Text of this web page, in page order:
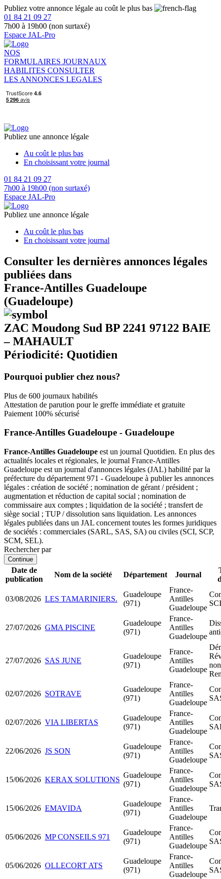
Publiez votre annonce légale au coût le plus bas
01 84 21 09 27
7h00 à 19h00 (non surtaxé)
Espace JAL-Pro
NOS
FORMULAIRES JOURNAUX
HABILITES CONSULTER
LES ANNONCES LEGALES
Publiez une annonce légale
Au coût le plus bas
En choisissant votre journal
01 84 21 09 27
7h00 à 19h00 (non surtaxé)
Espace JAL-Pro
Publiez une annonce légale
Au coût le plus bas
En choisissant votre journal
Consulter les dernières annonces légales
publiées dans
France-Antilles Guadeloupe
(Guadeloupe)
ZAC Moudong Sud BP 2241 97122 BAIE
– MAHAULT
Périodicité: Quotidien
Pourquoi publier chez nous?
Plus de 600 journaux habilités
Attestation de parution pour le greffe immédiate et gratuite
Paiement 100% sécurisé
France-Antilles Guadeloupe - Guadeloupe
France-Antilles Guadeloupe est un journal Quotidien. En plus des
actualités locales et régionales, le journal France-Antilles
Guadeloupe est un journal d'annonces légales (JAL) habilité par la
préfecture du département 971 - Guadeloupe à publier les annonces
légales : création de société ; nomination de gérant / président ;
augmentation et réduction de capital social ; nomination de
commissaire aux comptes ; liquidation de la société ; transfert de
siège social ; TUP / dissolution sans liquidation. Les annonces
légales publiées dans un JAL concernent toutes les formes juridiques
de sociétés : commerciales (SARL, SAS, SA) ou civiles (SCI, SCP,
SCM, SEL).
Rechercher par
Continue
Date de
publication
Nom de la société Département Journal
03/08/2026 LES TAMARINIERS.
Guadeloupe
(971)
France-
Antilles
Guadeloupe
SCI
27/07/2026 GMA PISCINE
Guadeloupe
(971)
France-
Antilles
Guadeloupe
27/07/2026 SAS JUNE
Guadeloupe
(971)
France-
Antilles
Guadeloupe
non
02/07/2026 SOTRAVE
Guadeloupe
(971)
France-
Antilles
Guadeloupe
02/07/2026 VIA LIBERTAS
Guadeloupe
(971)
France-
Antilles
Guadeloupe
22/06/2026 JS SON
Guadeloupe
(971)
France-
Antilles
Guadeloupe
15/06/2026 KERAX SOLUTIONS
Guadeloupe
(971)
France-
Antilles
Guadeloupe
15/06/2026 EMAVIDA
Guadeloupe
(971)
France-
Antilles
Guadeloupe
05/06/2026 MP CONSEILS 971
Guadeloupe
(971)
France-
Antilles
Guadeloupe
05/06/2026 OLLECORT ATS
Guadeloupe
(971)
France-
Antilles
Guadeloupe